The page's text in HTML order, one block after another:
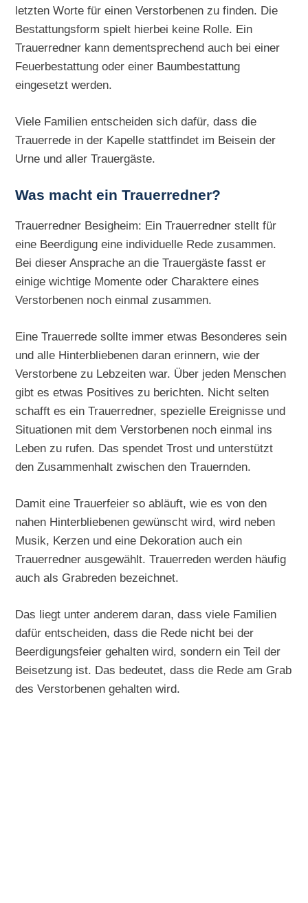
letzten Worte für einen Verstorbenen zu finden. Die
Bestattungsform spielt hierbei keine Rolle. Ein
Trauerredner kann dementsprechend auch bei einer
Feuerbestattung oder einer Baumbestattung
eingesetzt werden.
Viele Familien entscheiden sich dafür, dass die
Trauerrede in der Kapelle stattfindet im Beisein der
Urne und aller Trauergäste.
Was macht ein Trauerredner?
Trauerredner Besigheim: Ein Trauerredner stellt für
eine Beerdigung eine individuelle Rede zusammen.
Bei dieser Ansprache an die Trauergäste fasst er
einige wichtige Momente oder Charaktere eines
Verstorbenen noch einmal zusammen.
Eine Trauerrede sollte immer etwas Besonderes sein
und alle Hinterbliebenen daran erinnern, wie der
Verstorbene zu Lebzeiten war. Über jeden Menschen
gibt es etwas Positives zu berichten. Nicht selten
schafft es ein Trauerredner, spezielle Ereignisse und
Situationen mit dem Verstorbenen noch einmal ins
Leben zu rufen. Das spendet Trost und unterstützt
den Zusammenhalt zwischen den Trauernden.
Damit eine Trauerfeier so abläuft, wie es von den
nahen Hinterbliebenen gewünscht wird, wird neben
Musik, Kerzen und eine Dekoration auch ein
Trauerredner ausgewählt. Trauerreden werden häufig
auch als Grabreden bezeichnet.
Das liegt unter anderem daran, dass viele Familien
dafür entscheiden, dass die Rede nicht bei der
Beerdigungsfeier gehalten wird, sondern ein Teil der
Beisetzung ist. Das bedeutet, dass die Rede am Grab
des Verstorbenen gehalten wird.